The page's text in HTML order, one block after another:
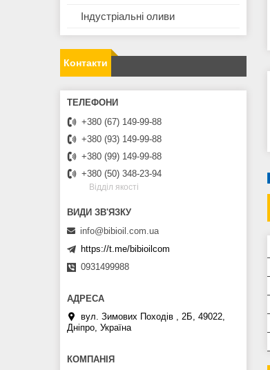
Iндустрiальнi оливи
Контакти
+380 (67) 149-99-88
+380 (93) 149-99-88
+380 (99) 149-99-88
+380 (50) 348-23-94
Вiддiл якостi
info@bibioil.com.ua
https://t.me/bibioilcom
0931499988
вул. Зимових Походiв , 2Б, 49022,
Дніпро, Україна